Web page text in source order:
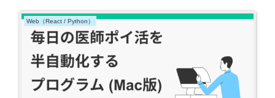
Web（React / Python）